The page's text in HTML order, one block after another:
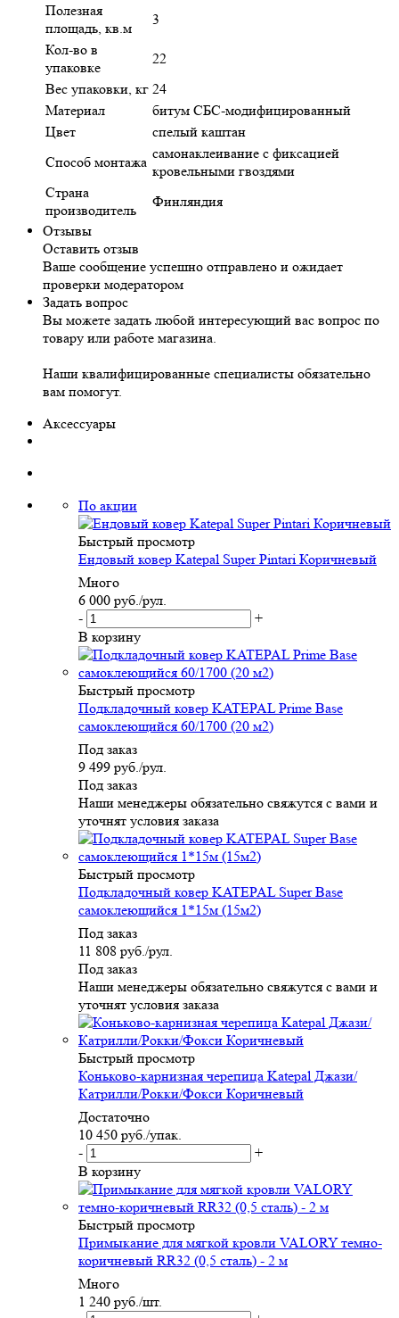
Полезная
площадь, кв.м
3
Кол-во в
упаковке
22
Вес упаковки, кг 24
Материал
битум СБС-модифицированный
Цвет
спелый каштан
Способ монтажа
самонаклеивание с фиксацией
кровельными гвоздями
Страна
производитель
Финляндия
Отзывы
Оставить отзыв
Ваше сообщение успешно отправлено и ожидает
проверки модератором
Задать вопрос
Вы можете задать любой интересующий вас вопрос по
товару или работе магазина.
Наши квалифицированные специалисты обязательно
вам помогут.
Аксессуары
По акции
Быстрый просмотр
Ендовый ковер Katepal Super Pintari Коричневый
Много
6 000 руб./рул.
-
+
В корзину
Быстрый просмотр
Подкладочный ковер KATEPAL Prime Base
самоклеющийся 60/1700 (20 м2)
Под заказ
9 499 руб./рул.
Под заказ
Наши менеджеры обязательно свяжутся с вами и
уточнят условия заказа
Быстрый просмотр
Подкладочный ковер KATEPAL Super Base
самоклеющийся 1*15м (15м2)
Под заказ
11 808 руб./рул.
Под заказ
Наши менеджеры обязательно свяжутся с вами и
уточнят условия заказа
Быстрый просмотр
Коньково-карнизная черепица Katepal Джази/
Катрилли/Рокки/Фокси Коричневый
Достаточно
10 450 руб./упак.
-
+
В корзину
Быстрый просмотр
Примыкание для мягкой кровли VALORY темно-
коричневый RR32 (0,5 сталь) - 2 м
Много
1 240 руб./шт.